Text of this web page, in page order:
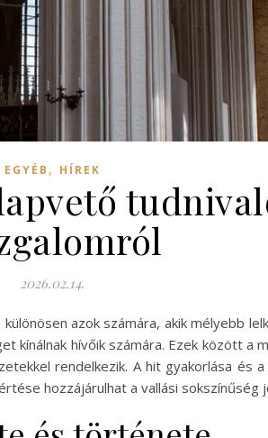
EGYÉB , HÍREK
2026.02.14.
azok számára, akik mélyebb
kínálnak hívőik számára. Ezek között a
rendelkezik. A hit gyakorlása és
hozzájárulhat a vallási sokszínűség